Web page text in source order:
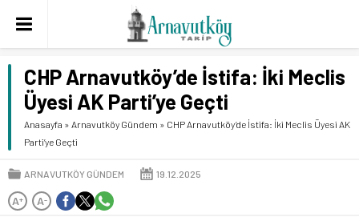
CHP Arnavutköy’de İstifa: İki Meclis
Üyesi AK Parti’ye Geçti
Anasayfa » Arnavutköy Gündem » CHP Arnavutköy’de İstifa: İki Meclis Üyesi AK
Parti’ye Geçti
ARNAVUTKÖY GÜNDEM 19.12.2025
A+ A-